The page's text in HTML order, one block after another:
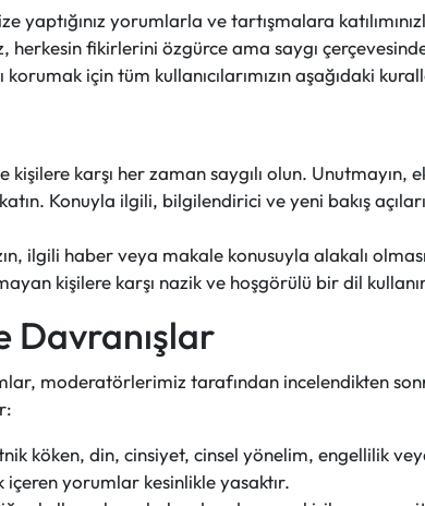
yaptığınız yorumlarla ve tartışmalara
herkesin fikirlerini özgürce ama saygı
için tüm kullanıcılarımızın aşağıdaki
kişilere karşı her zaman saygılı olun.
Konuyla ilgili, bilgilendirici ve yeni bakış
ilgili haber veya makale konusuyla alakalı
kişilere karşı nazik ve hoşgörülü bir dil
Davranışlar
moderatörlerimiz tarafından incelendikten
köken, din, cinsiyet, cinsel yönelim, engellilik
içeren yorumlar kesinlikle yasaktır.